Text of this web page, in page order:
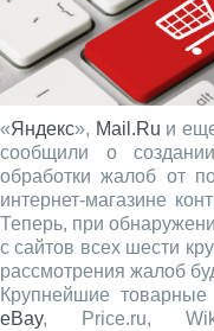
«Яндекс», Mail.Ru и
сообщили о
обработки жалоб от
интернет-магазине
Теперь, при
с сайтов всех шести
рассмотрения жалоб
Крупнейшие
eBay, Price.ru,